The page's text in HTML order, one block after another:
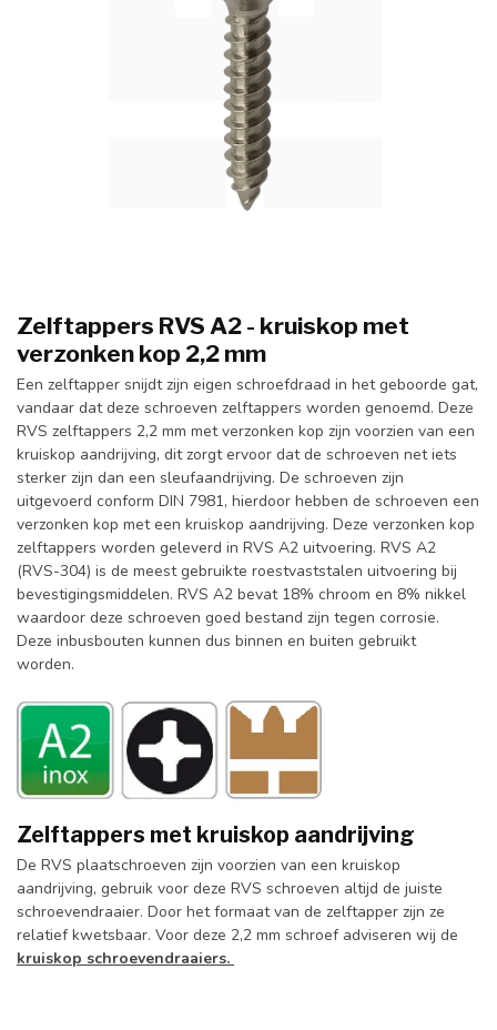
Zelftappers RVS A2 - kruiskop met
verzonken kop 2,2 mm
Een zelftapper snijdt zijn eigen schroefdraad in het geboorde gat,
vandaar dat deze schroeven zelftappers worden genoemd. Deze
RVS zelftappers 2,2 mm met verzonken kop zijn voorzien van een
kruiskop aandrijving, dit zorgt ervoor dat de schroeven net iets
sterker zijn dan een sleufaandrijving. De schroeven zijn
uitgevoerd conform DIN 7981, hierdoor hebben de schroeven een
verzonken kop met een kruiskop aandrijving. Deze verzonken kop
zelftappers worden geleverd in RVS A2 uitvoering. RVS A2
(RVS-304) is de meest gebruikte roestvaststalen uitvoering bij
bevestigingsmiddelen. RVS A2 bevat 18% chroom en 8% nikkel
waardoor deze schroeven goed bestand zijn tegen corrosie.
Deze inbusbouten kunnen dus binnen en buiten gebruikt
worden.
Zelftappers met kruiskop aandrijving
De RVS plaatschroeven zijn voorzien van een kruiskop
aandrijving, gebruik voor deze RVS schroeven altijd de juiste
schroevendraaier. Door het formaat van de zelftapper zijn ze
relatief kwetsbaar. Voor deze 2,2 mm schroef adviseren wij de
kruiskop schroevendraaiers.